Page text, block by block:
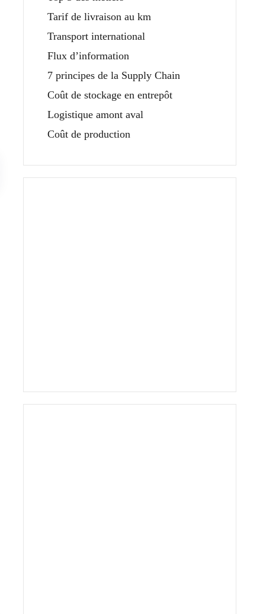
Tarif de livraison au km
Transport international
Flux d’information
7 principes de la Supply Chain
Coût de stockage en entrepôt
Logistique amont aval
Coût de production